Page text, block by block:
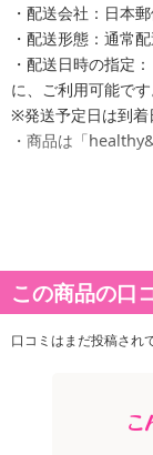
・配送会社：日本
・配送形態：通常
・配送日時の指定
に、ご利用可能です
※発送予定日は到着
・商品は「
国産 黒大豆でいろ
ィン/黒大豆入りア
入りドライカレー
この商品の口
口コミはまだ投稿され